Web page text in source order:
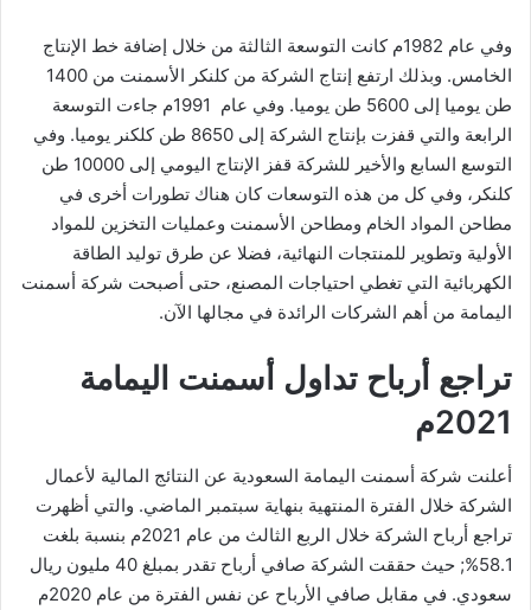
وفي عام 1982م كانت التوسعة الثالثة من خلال إضافة خط الإنتاج
الخامس. وبذلك ارتفع إنتاج الشركة من كلنكر الأسمنت من 1400
طن يوميا إلى 5600 طن يوميا. وفي عام 1991م جاءت التوسعة
الرابعة والتي قفزت بإنتاج الشركة إلى 8650 طن كلكنر يوميا. وفي
التوسع السابع والأخير للشركة قفز الإنتاج اليومي إلى 10000 طن
كلنكر، وفي كل من هذه التوسعات كان هناك تطورات أخرى في
مطاحن المواد الخام ومطاحن الأسمنت وعمليات التخزين للمواد
الأولية وتطوير للمنتجات النهائية، فضلا عن طرق توليد الطاقة
الكهربائية التي تغطي احتياجات المصنع، حتى أصبحت شركة أسمنت
اليمامة من أهم الشركات الرائدة في مجالها الآن.
تراجع أرباح تداول أسمنت اليمامة
2021م
أعلنت شركة أسمنت اليمامة السعودية عن النتائج المالية لأعمال
الشركة خلال الفترة المنتهية بنهاية سبتمبر الماضي. والتي أظهرت
تراجع أرباح الشركة خلال الربع الثالث من عام 2021م بنسبة بلغت
58.1%; حيث حققت الشركة صافي أرباح تقدر بمبلغ 40 مليون ريال
سعودي. في مقابل صافي الأرباح عن نفس الفترة من عام 2020م